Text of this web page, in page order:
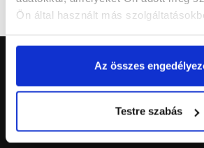
Ön által használt más
Az összes
Testre szabás
Szolgáltatások